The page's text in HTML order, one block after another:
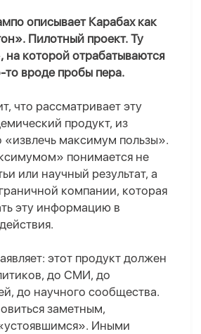
описывает Карабах как
Пилотный проект. Ту
которой отрабатываются
то вроде пробы пера.
что рассматривает эту
продукт, из
«извлечь максимум пользы».
понимается не
или научный результат, а
компании, которая
эту информацию в
этот продукт должен
до СМИ, до
до научного сообщества.
заметным,
Иными